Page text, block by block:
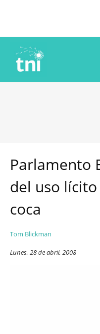
Parlamento
del uso
coca
Tom Blickman
Lunes, 28 de abril, 2008